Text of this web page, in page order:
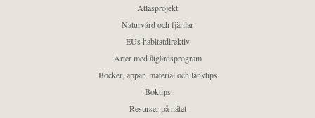
Atlasprojekt
Naturvård och fjärilar
EUs habitatdirektiv
Arter med åtgärdsprogram
Böcker, appar, material och länktips
Boktips
Resurser på nätet